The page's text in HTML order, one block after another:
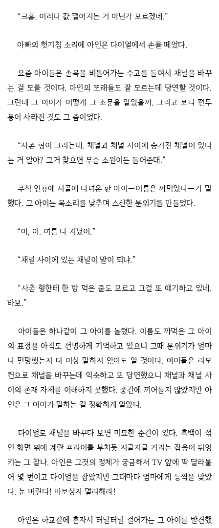
“크흠. 이러다 값 떨어지는 거 아닌가 모르겠네.”
아빠의 헛기침 소리에 아인은 다이얼에서 손을 떼었다.
요즘 아이들은 손목을 비틀어가는 수고를 들여서 채널을 바꾸
는 걸 모를 것이다. 아인의 또래들도 잘 모르는데 당연할 것이다.
그런데 그 아이가 어떻게 그 소문을 알았을까. 그러고 보니 편두
통이 사라진 것도 그 즘이었다.
“사촌 형이 그러는데. 채널과 채널 사이에 숨겨진 채널이 있다
는 거 알아? 그거 찾으면 무슨 소원이든 들어준대.”
추석 연휴에 시골에 다녀온 한 아이—이름은 까먹었다—가 말
했다. 그 아이는 목소리를 낮추며 스산한 분위기를 만들었다.
“야, 야. 여름 다 지났어.”
“채널 사이에 있는 채널이 말이 되냐.”
“사촌 형한테 한 방 먹은 줄도 모르고 그걸 또 얘기하고 있네.
바보.”
아이들은 하나같이 그 아이를 놀렸다. 이름도 까먹은 그 아이
의 표정을 아직도 선명하게 기억하고 있으니 그때 분위기가 얼마
나 민망했는지 더 이상 말하지 않아도 알 것이다. 아이들은 리모
컨으로 채널을 바꾸는데 익숙하고 또 당연했으니 채널과 채널 사
이의 존재 자체를 이해하지 못했다. 중간에 끼어들지 않았지만 아
인은 그 아이가 말하는 걸 정확하게 알았다.
다이얼로 채널을 바꾸다 보면 미묘한 순간이 있다. 흑백이 섞
인 화면 위에 계란 프라이를 부치듯 지글지글 거리는 잡음이 뒤엉
키는 그 찰나. 아인은 그것의 정체가 궁금해서 TV 앞에 딱 달라붙
어 몇 번이고 다이얼을 잡았지만 그때마다 엄마에게 등짝을 맞았
다. 눈 버린다! 바보상자 멀리해라!
아인은 하교길에 혼자서 터덜터덜 걸어가는 그 아이를 발견했